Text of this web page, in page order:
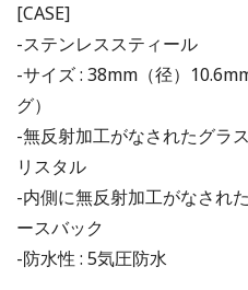
[CASE]
-ステンレススティール
-サイズ : 38mm（径）
グ）
-無反射加工がなされたグラ
リスタル
-内側に無反射加工がなされ
ースバック
-防水性 : 5気圧防水